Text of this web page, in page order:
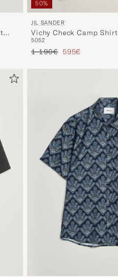
50%
JIL SANDER
Vichy Check Camp
5052
Regulärer Preis
1 190€ Reduzierter
595€